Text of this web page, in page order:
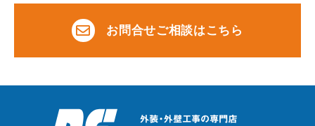
お問合せご相談はこちら